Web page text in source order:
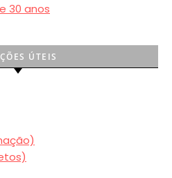
30 anos
ÚTEIS